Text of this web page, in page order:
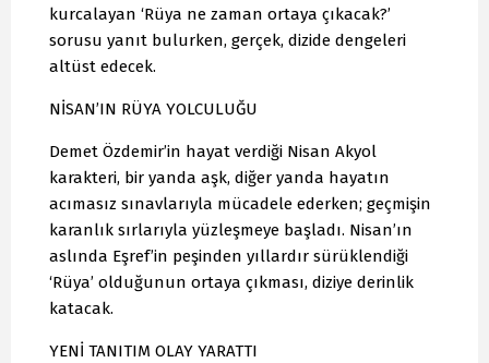
kurcalayan ‘Rüya ne zaman ortaya çıkacak?’
sorusu yanıt bulurken, gerçek, dizide dengeleri
altüst edecek.
NİSAN’IN RÜYA YOLCULUĞU
Demet Özdemir’in hayat verdiği Nisan Akyol
karakteri, bir yanda aşk, diğer yanda hayatın
acımasız sınavlarıyla mücadele ederken; geçmişin
karanlık sırlarıyla yüzleşmeye başladı. Nisan’ın
aslında Eşref’in peşinden yıllardır sürüklendiği
‘Rüya’ olduğunun ortaya çıkması, diziye derinlik
katacak.
YENİ TANITIM OLAY YARATTI